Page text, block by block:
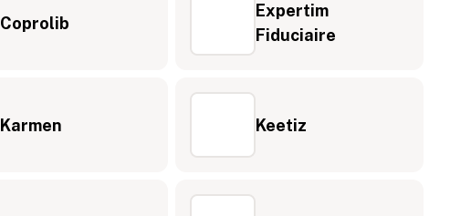
Coprolib
Expertim
Fiduciaire
Karmen Keetiz